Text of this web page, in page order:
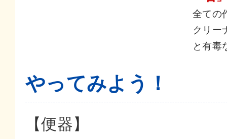
全ての
クリー
と有毒
やってみよう！
【便器】